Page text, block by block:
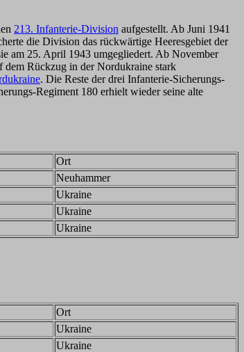
213. Infanterie-Division aufgestellt. Ab Juni 1941
die Division das rückwärtige Heeresgebiet der
am 25. April 1943 umgegliedert. Ab November
dem Rückzug in der Nordukraine stark
. Die Reste der drei Infanterie-Sicherungs-
Regiment 180 erhielt wieder seine alte
Ort
Neuhammer
Ukraine
Ukraine
Ukraine
Ort
Ukraine
Ukraine